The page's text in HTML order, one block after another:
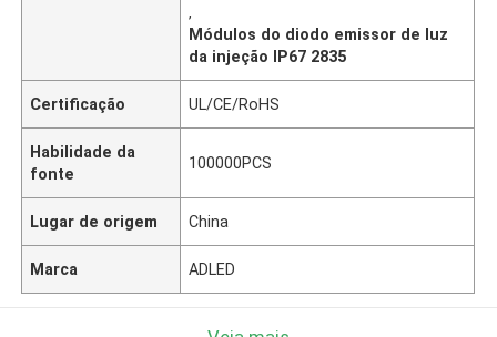
,
Módulos do diodo emissor de luz
da injeção IP67 2835
Certificação UL/CE/RoHS
Habilidade da
fonte
100000PCS
Lugar de origem China
Marca ADLED